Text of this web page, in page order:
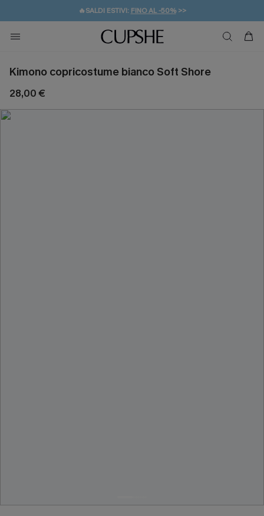
🔥SALDI ESTIVI: FINO AL -50%>>
🚚SPEDIZIONE GRATUITA DA 49€
💌REGALO PER I NUOVI: 20% DI SCONTO*
Kimono copricostume bianco Soft Shore
28,00 €